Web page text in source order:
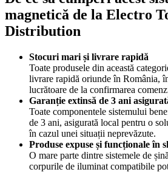
magnetică de la Electro
Distribution
Stocuri mari și livrare rapidă
Toate produsele din această
livrare rapidă oriunde în România,
lucrătoare de la confirmarea
Garanție extinsă de 3 ani
Toate componentele sistemului
de 3 ani, asigurată local pentru o
în cazul unei situații neprevăzute.
Produse expuse și funcționale în
O mare parte dintre sistemele de
corpurile de iluminat compatibile